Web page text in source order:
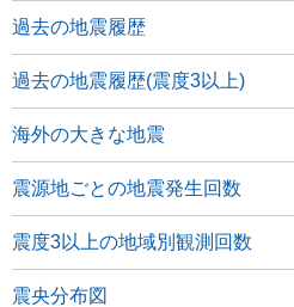
過去の地震履歴
過去の地震履歴(震度3以上)
海外の大きな地震
震源地ごとの地震発生回数
震度3以上の地域別観測回数
震央分布図